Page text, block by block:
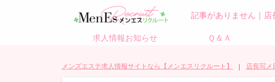
記事がありません｜店
求人情報お知らせ Ｑ＆Ａ
メンズエステ求人情報サイトなら【メンエスリクルート】 店長写メ